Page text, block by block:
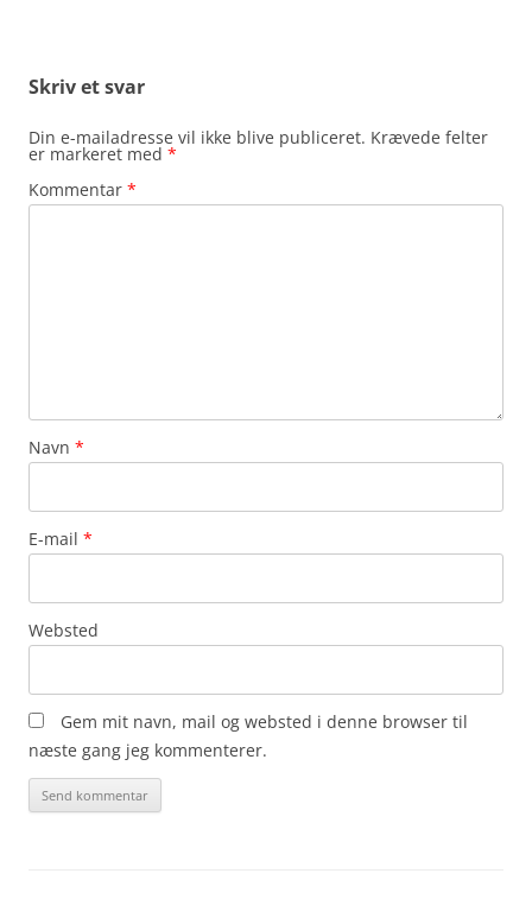
Skriv et svar
Din e-mailadresse vil ikke blive publiceret. Krævede felter
er markeret med *
Kommentar *
Navn *
E-mail *
Websted
Gem mit navn, mail og websted i denne browser til
næste gang jeg kommenterer.